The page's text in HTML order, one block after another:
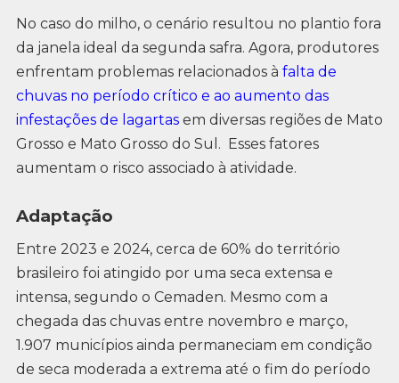
No caso do milho, o cenário resultou no plantio fora
da janela ideal da segunda safra. Agora, produtores
enfrentam problemas relacionados à falta de
chuvas no período crítico e ao aumento das
infestações de lagartasem diversas regiões de Mato
Grosso e Mato Grosso do Sul. Esses fatores
aumentam o risco associado à atividade.
Adaptação
Entre 2023 e 2024, cerca de 60% do território
brasileiro foi atingido por uma seca extensa e
intensa, segundo o Cemaden. Mesmo com a
chegada das chuvas entre novembro e março,
1.907 municípios ainda permaneciam em condição
de seca moderada a extrema até o fim do período